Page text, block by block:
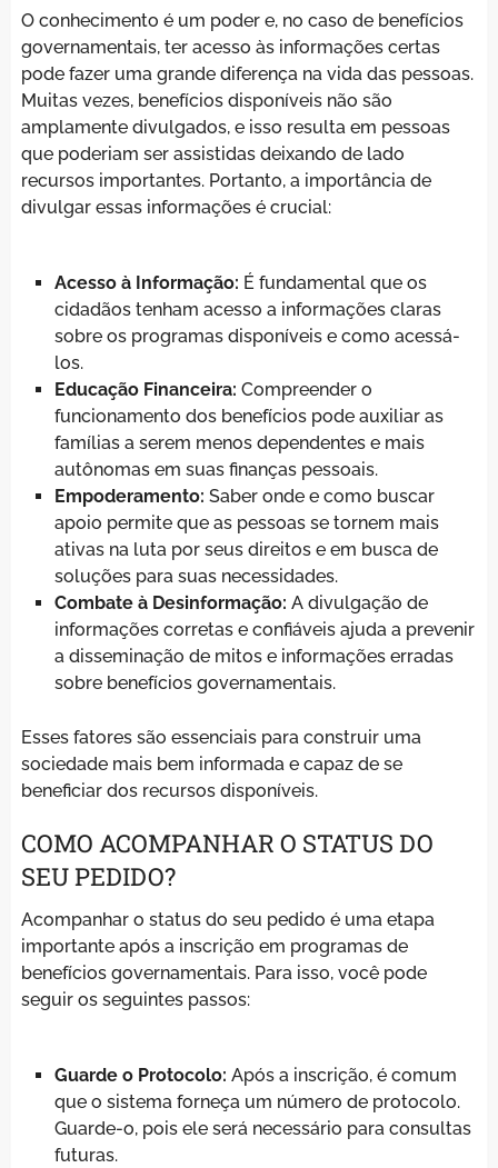
O conhecimento é um poder e, no caso de benefícios
governamentais, ter acesso às informações certas
pode fazer uma grande diferença na vida das pessoas.
Muitas vezes, benefícios disponíveis não são
amplamente divulgados, e isso resulta em pessoas
que poderiam ser assistidas deixando de lado
recursos importantes. Portanto, a importância de
divulgar essas informações é crucial:
Acesso à Informação: É fundamental que os
cidadãos tenham acesso a informações claras
sobre os programas disponíveis e como acessá-
los.
Educação Financeira: Compreender o
funcionamento dos benefícios pode auxiliar as
famílias a serem menos dependentes e mais
autônomas em suas finanças pessoais.
Empoderamento: Saber onde e como buscar
apoio permite que as pessoas se tornem mais
ativas na luta por seus direitos e em busca de
soluções para suas necessidades.
Combate à Desinformação: A divulgação de
informações corretas e confiáveis ajuda a prevenir
a disseminação de mitos e informações erradas
sobre benefícios governamentais.
Esses fatores são essenciais para construir uma
sociedade mais bem informada e capaz de se
beneficiar dos recursos disponíveis.
COMO ACOMPANHAR O STATUS DO
SEU PEDIDO?
Acompanhar o status do seu pedido é uma etapa
importante após a inscrição em programas de
benefícios governamentais. Para isso, você pode
seguir os seguintes passos:
Guarde o Protocolo: Após a inscrição, é comum
que o sistema forneça um número de protocolo.
Guarde-o, pois ele será necessário para consultas
futuras.